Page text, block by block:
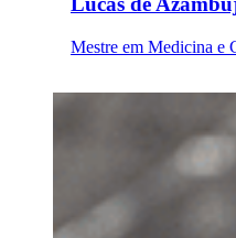
Mestre em Medicina e